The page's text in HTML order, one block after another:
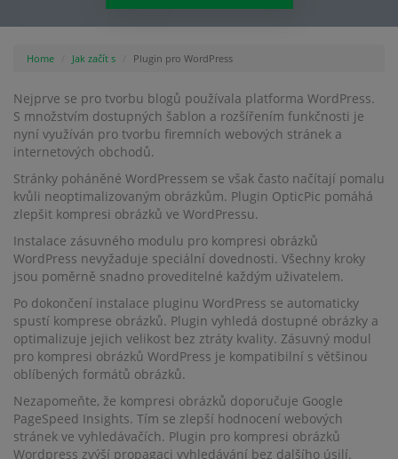
Home Jak začít s Plugin pro WordPress
Nejprve se pro tvorbu blogů používala platforma WordPress.
S množstvím dostupných šablon a rozšířením funkčnosti je
nyní využíván pro tvorbu firemních webových stránek a
internetových obchodů.
Stránky poháněné WordPressem se však často načítají pomalu
kvůli neoptimalizovaným obrázkům. Plugin OpticPic pomáhá
zlepšit kompresi obrázků ve WordPressu.
Instalace zásuvného modulu pro kompresi obrázků
WordPress nevyžaduje speciální dovednosti. Všechny kroky
jsou poměrně snadno proveditelné každým uživatelem.
Po dokončení instalace pluginu WordPress se automaticky
spustí komprese obrázků. Plugin vyhledá dostupné obrázky a
optimalizuje jejich velikost bez ztráty kvality. Zásuvný modul
pro kompresi obrázků WordPress je kompatibilní s většinou
oblíbených formátů obrázků.
Nezapomeňte, že kompresi obrázků doporučuje Google
PageSpeed ​​Insights. Tím se zlepší hodnocení webových
stránek ve vyhledávačích. Plugin pro kompresi obrázků
Wordpress zvýší propagaci vyhledávání bez dalšího úsilí.